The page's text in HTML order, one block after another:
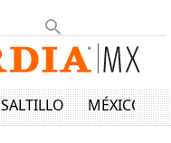
SALTILLO MÉXICO